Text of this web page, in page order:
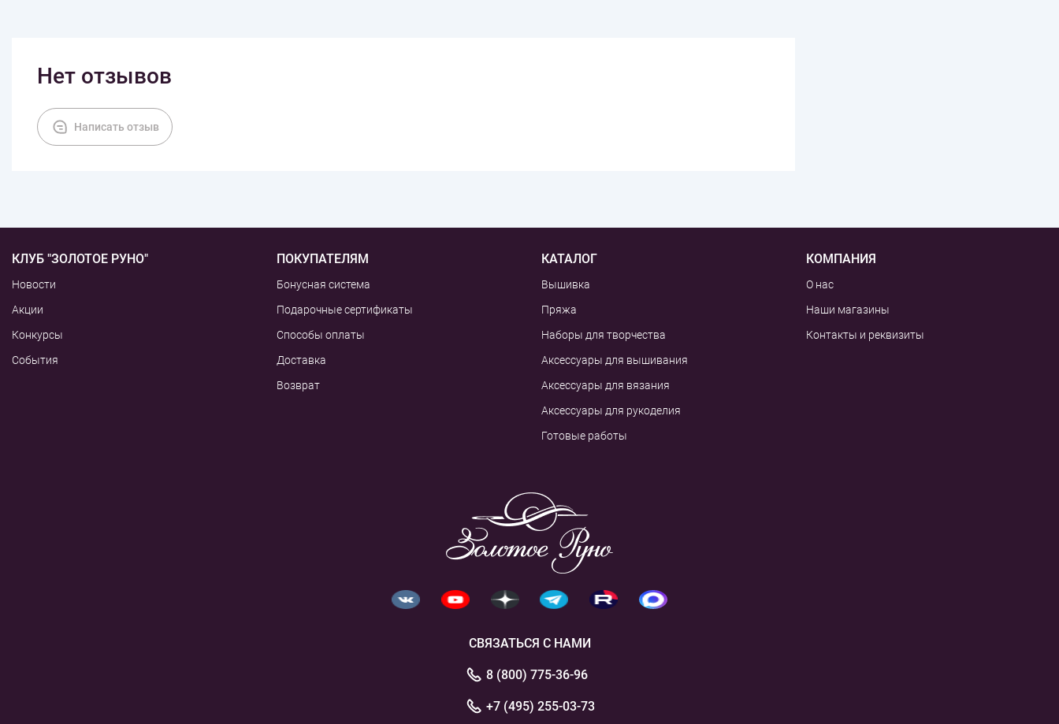
Нет отзывов
Написать отзыв
КЛУБ "ЗОЛОТОЕ РУНО"
Новости
Акции
Конкурсы
События
ПОКУПАТЕЛЯМ
Бонусная система
Подарочные сертификаты
Способы оплаты
Доставка
Возврат
КАТАЛОГ
Вышивка
Пряжа
Наборы для творчества
Аксессуары для вышивания
Аксессуары для вязания
Аксессуары для рукоделия
Готовые работы
КОМПАНИЯ
О нас
Наши магазины
Контакты и реквизиты
СВЯЗАТЬСЯ С НАМИ
8 (800) 775-36-96
+7 (495) 255-03-73